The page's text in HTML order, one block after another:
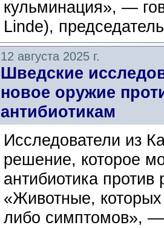
кульминация», —
Linde),
12 августа 2025 г.
Шведские
новое оружие
антибиотикам
Исследователи из
решение, которое
антибиотика против
«Животные,
либо симптомов»,